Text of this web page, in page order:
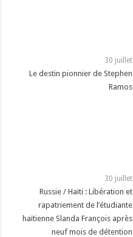
30 juillet
Le destin pionnier de Stephen
Ramos
30 juillet
Russie / Haïti : Libération et
rapatriement de l’étudiante
haïtienne Slanda François après
neuf mois de détention